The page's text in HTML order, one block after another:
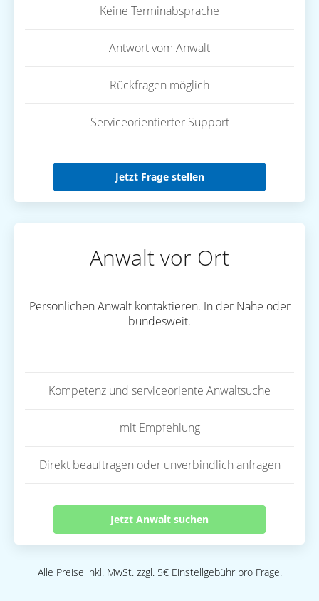
Keine Terminabsprache
Antwort vom Anwalt
Rückfragen möglich
Serviceorientierter Support
Jetzt Frage stellen
Anwalt vor Ort
Persönlichen Anwalt kontaktieren. In der Nähe oder
bundesweit.
Kompetenz und serviceoriente Anwaltsuche
mit Empfehlung
Direkt beauftragen oder unverbindlich anfragen
Jetzt Anwalt suchen
Alle Preise inkl. MwSt. zzgl. 5€ Einstellgebühr pro Frage.